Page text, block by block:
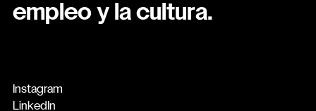
empleo y la cultura.
Instagram
LinkedIn